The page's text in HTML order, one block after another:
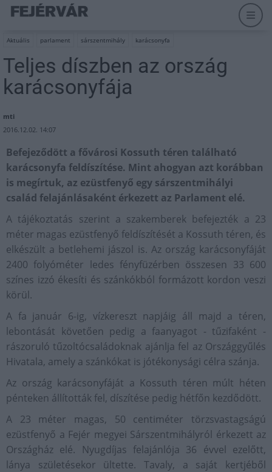
Aktuális parlament sárszentmihály karácsonyfa
Teljes díszben az ország
karácsonyfája
mti
2016.12.02. 14:07
Befejeződött a fővárosi Kossuth téren található
karácsonyfa feldíszítése. Mint ahogyan azt korábban
is megírtuk, az ezüstfenyő egy sárszentmihályi
család felajánlásaként érkezett az Parlament elé.
A tájékoztatás szerint a szakemberek befejezték a 23
méter magas ezüstfenyő feldíszítését a Kossuth téren, és
elkészült a betlehemi jászol is. Az ország karácsonyfáját
2400 folyóméter ledes fényfüzérben összesen 33 600
színes izzó ékesíti és szánkókból formázott kordon veszi
körül.
A fa január 6-ig, vízkereszt napjáig áll majd a téren,
lebontását követően pedig a faanyagot - tűzifaként -
rászoruló tűzoltócsaládoknak ajánlja fel az Országgyűlés
Hivatala, amely a szánkókat is jótékonysági célra szánja.
Az ország karácsonyfáját a Kossuth téren múlt héten
pénteken állították fel, díszítése pedig hétfőn kezdődött.
A 23 méter magas, 50 centiméter törzsvastagságú
ezüstfenyő a Fejér megyei Sárszentmihályról érkezett az
Országház elé. Nyugdíjas felajánlója 36 évvel ezelőtt,
lánya születésekor ültette. Tavaly, a saját kertjéből